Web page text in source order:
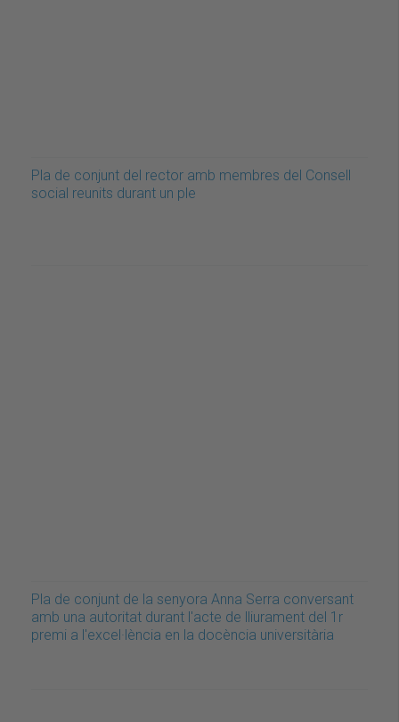
Pla de conjunt del rector amb membres del Consell
social reunits durant un ple
Pla de conjunt de la senyora Anna Serra conversant
amb una autoritat durant l'acte de lliurament del 1r
premi a l'excel·lència en la docència universitària